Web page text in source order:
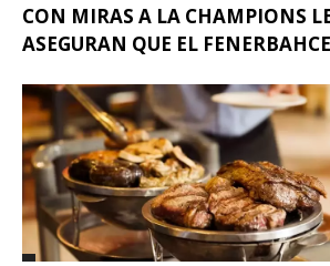
CON MIRAS A LA CHAMPIONS
ASEGURAN QUE EL